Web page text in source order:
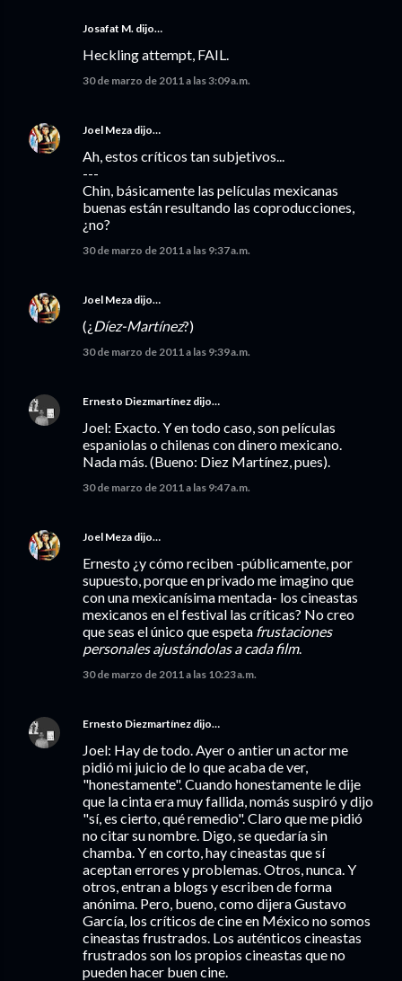
Josafat M. dijo…
Heckling attempt, FAIL.
30 de marzo de 2011 a las 3:09 a.m.
Joel Meza dijo…
Ah, estos críticos tan subjetivos...
---
Chin, básicamente las películas mexicanas
buenas están resultando las coproducciones,
¿no?
30 de marzo de 2011 a las 9:37 a.m.
Joel Meza dijo…
(¿Díez-Martínez?)
30 de marzo de 2011 a las 9:39 a.m.
Ernesto Diezmartínez dijo…
Joel: Exacto. Y en todo caso, son películas
espaniolas o chilenas con dinero mexicano.
Nada más. (Bueno: Diez Martínez, pues).
30 de marzo de 2011 a las 9:47 a.m.
Joel Meza dijo…
Ernesto ¿y cómo reciben -públicamente, por
supuesto, porque en privado me imagino que
con una mexicanísima mentada- los cineastas
mexicanos en el festival las críticas? No creo
que seas el único que espeta frustaciones
personales ajustándolas a cada film.
30 de marzo de 2011 a las 10:23 a.m.
Ernesto Diezmartínez dijo…
Joel: Hay de todo. Ayer o antier un actor me
pidió mi juicio de lo que acaba de ver,
"honestamente". Cuando honestamente le dije
que la cinta era muy fallida, nomás suspiró y dijo
"sí, es cierto, qué remedio". Claro que me pidió
no citar su nombre. Digo, se quedaría sin
chamba. Y en corto, hay cineastas que sí
aceptan errores y problemas. Otros, nunca. Y
otros, entran a blogs y escriben de forma
anónima. Pero, bueno, como dijera Gustavo
García, los críticos de cine en México no somos
cineastas frustrados. Los auténticos cineastas
frustrados son los propios cineastas que no
pueden hacer buen cine.